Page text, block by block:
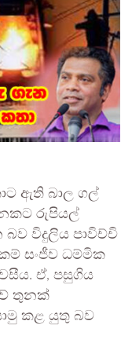
ඇති බාල ගල්
රුපියල්
විදුලිය පාවිච්චි
සංජීව ධම්මික
ඒ, පසුගිය
තුනක්
කළ යුතු බව